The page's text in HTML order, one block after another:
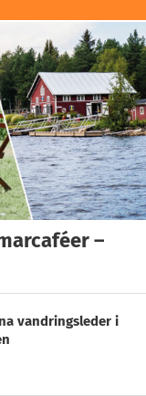
–
vandringsleder i